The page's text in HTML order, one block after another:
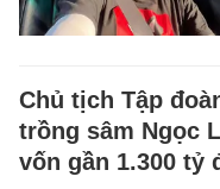
Chủ tịch Tập
trồng sâm Ngọc
vốn gần 1.300 tỷ